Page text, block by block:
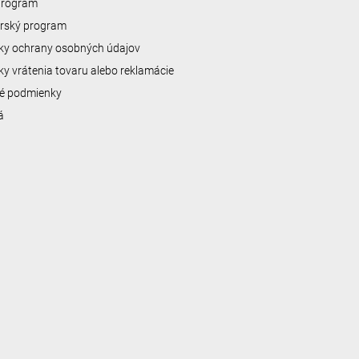
program
ochrany osobných údajov
vrátenia tovaru alebo reklamácie
podmienky